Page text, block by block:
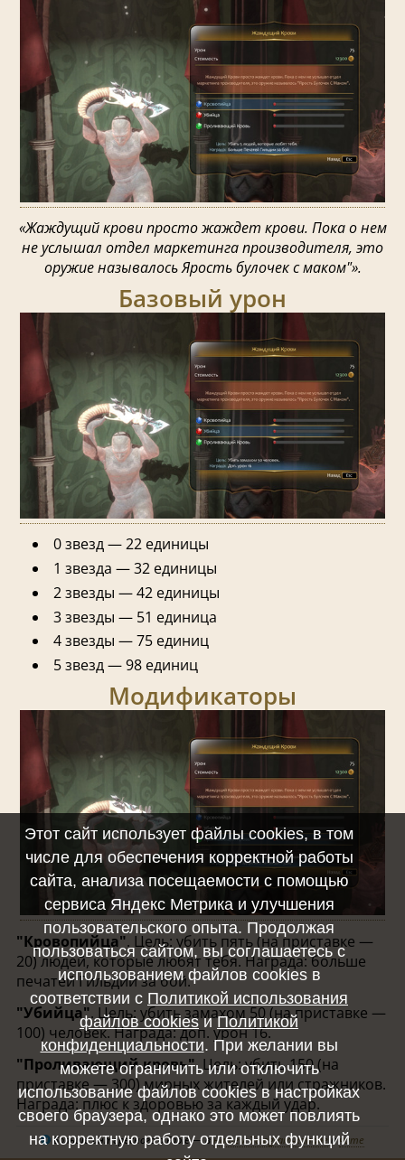
«Жаждущий крови просто жаждет крови. Пока о нем
не услышал отдел маркетинга производителя, это
оружие называлось Ярость булочек с маком"».
Базовый урон
0 звезд — 22 единицы
1 звезда — 32 единицы
2 звезды — 42 единицы
3 звезды — 51 единица
4 звезды — 75 единиц
5 звезд — 98 единиц
Модификаторы
"Кровопийца". Цель: убить пять (на приставке —
20) людей, которые любят тебя. Награда: больше
печатей Гильдии за бой.
"Убийца". Цель: убить замахом 50 (на приставке —
100) человек. Награда: доп. урон 16.
"Проливающий кровь". Цель: убить 150 (на
приставке — 300) мирных жителей или стражников.
Награда: плюс к здоровью за каждый удар.
Больше интересного о Fable — внашем Telegram-каналеичате
Этот сайт использует файлы cookies, в том
числе для обеспечения корректной работы
сайта, анализа посещаемости с помощью
сервиса Яндекс Метрика и улучшения
пользовательского опыта. Продолжая
пользоваться сайтом, вы соглашаетесь с
использованием файлов cookies в
соответствии с Политикой использования
файлов cookiesиПолитикой
конфиденциальности. При желании вы
можете ограничить или отключить
использование файлов cookies в настройках
своего браузера, однако это может повлиять
на корректную работу отдельных функций